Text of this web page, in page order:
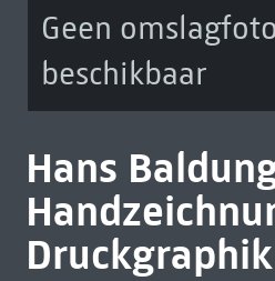
Geen omslagfoto
beschikbaar
Hans
Druckgraphik